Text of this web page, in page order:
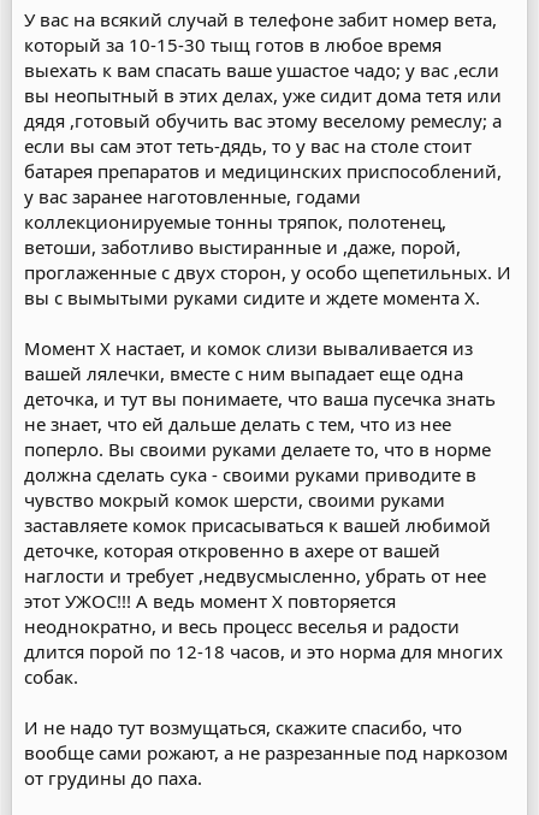
У вас на всякий случай в телефоне забит номер вета,
который за 10-15-30 тыщ готов в любое время
выехать к вам спасать ваше ушастое чадо; у вас ,если
вы неопытный в этих делах, уже сидит дома тетя или
дядя ,готовый обучить вас этому веселому ремеслу; а
если вы сам этот теть-дядь, то у вас на столе стоит
батарея препаратов и медицинских приспособлений,
у вас заранее наготовленные, годами
коллекционируемые тонны тряпок, полотенец,
ветоши, заботливо выстиранные и ,даже, порой,
проглаженные с двух сторон, у особо щепетильных. И
вы с вымытыми руками сидите и ждете момента Х.
Момент Х настает, и комок слизи вываливается из
вашей лялечки, вместе с ним выпадает еще одна
деточка, и тут вы понимаете, что ваша пусечка знать
не знает, что ей дальше делать с тем, что из нее
поперло. Вы своими руками делаете то, что в норме
должна сделать сука - своими руками приводите в
чувство мокрый комок шерсти, своими руками
заставляете комок присасываться к вашей любимой
деточке, которая откровенно в ахере от вашей
наглости и требует ,недвусмысленно, убрать от нее
этот УЖОС!!! А ведь момент Х повторяется
неоднократно, и весь процесс веселья и радости
длится порой по 12-18 часов, и это норма для многих
собак.
И не надо тут возмущаться, скажите спасибо, что
вообще сами рожают, а не разрезанные под наркозом
от грудины до паха.